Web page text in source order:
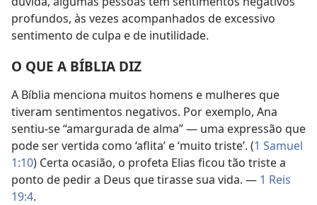
profundos, às vezes acompanhados de excessivo
sentimento de culpa e de inutilidade.
O QUE A BÍBLIA DIZ
A Bíblia menciona muitos homens e mulheres que
tiveram sentimentos negativos. Por exemplo, Ana
sentiu-se “amargurada de alma” — uma expressão que
pode ser vertida como ‘aflita’ e ‘muito triste’. (1 Samuel
1:10) Certa ocasião, o profeta Elias ficou tão triste a
ponto de pedir a Deus que tirasse sua vida. — 1 Reis
19:4.